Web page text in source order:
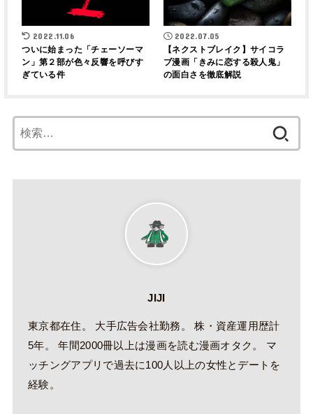
2022.11.06
ついに始まった「チェーソーマ
ン」第２部が色々反響を呼びす
ぎている件
2022.07.05
【ネクストブレイク】サイコラ
ブ漫画「きみに恋する殺人鬼」
の面白さを徹底解説
索:
JIJI
東京都在住。 大手広告会社勤務。 株・資産運用歴計
5年。 年間2000冊以上は漫画を読む漫画オタク。 マ
ッチングアプリで過去に100人以上の女性とデートを
経験。